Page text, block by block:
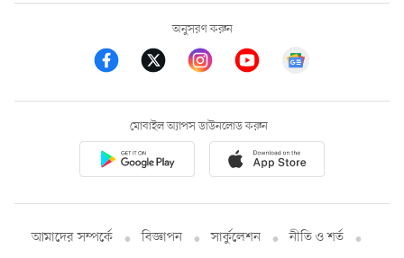
অনুসরণ করুন
মোবাইল অ্যাপস ডাউনলোড করুন
আমাদের সম্পর্কে বিজ্ঞাপন সার্কুলেশন নীতি ও শর্ত